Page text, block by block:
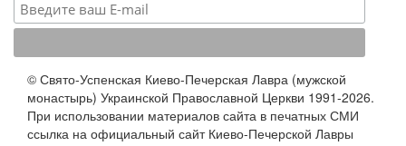
© Свято-Успенская Киево-Печерская Лавра (мужской
монастырь) Украинской Православной Церкви 1991-2026.
При использовании материалов сайта в печатных СМИ
ссылка на официальный сайт Киево-Печерской Лавры